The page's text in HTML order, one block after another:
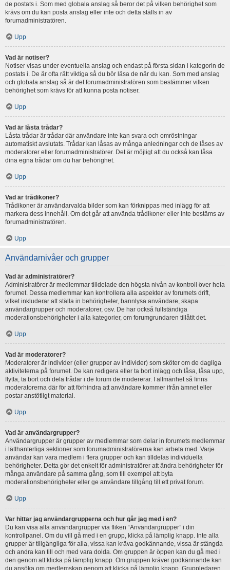
de postats i. Som med globala anslag så beror det på vilken behörighet som
krävs om du kan posta anslag eller inte och detta ställs in av
forumadministratören.
Upp
Vad är notiser?
Notiser visas under eventuella anslag och endast på första sidan i kategorin de
postats i. De är ofta rätt viktiga så du bör läsa de när du kan. Som med anslag
och globala anslag så är det forumadministratören som bestämmer vilken
behörighet som krävs för att kunna posta notiser.
Upp
Vad är låsta trådar?
Låsta trådar är trådar där användare inte kan svara och omröstningar
automatiskt avslutats. Trådar kan låsas av många anledningar och de låses av
moderatorer eller forumadministratörer. Det är möjligt att du också kan låsa
dina egna trådar om du har behörighet.
Upp
Vad är trådikoner?
Trådikoner är användarvalda bilder som kan förknippas med inlägg för att
markera dess innehåll. Om det går att använda trådikoner eller inte bestäms av
forumadministratören.
Upp
Användarnivåer och grupper
Vad är administratörer?
Administratörer är medlemmar tilldelade den högsta nivån av kontroll över hela
forumet. Dessa medlemmar kan kontrollera alla aspekter av forumets drift,
vilket inkluderar att ställa in behörigheter, bannlysa användare, skapa
användargrupper och moderatorer, osv. De har också fullständiga
moderationsbehörigheter i alla kategorier, om forumgrundaren tillåtit det.
Upp
Vad är moderatorer?
Moderatorer är individer (eller grupper av individer) som sköter om de dagliga
aktiviteterna på forumet. De kan redigera eller ta bort inlägg och låsa, låsa upp,
flytta, ta bort och dela trådar i de forum de modererar. I allmänhet så finns
moderatorerna där för att förhindra att användare kommer ifrån ämnet eller
postar anstötligt material.
Upp
Vad är användargrupper?
Användargrupper är grupper av medlemmar som delar in forumets medlemmar
i lätthanterliga sektioner som forumadministratörerna kan arbeta med. Varje
användar kan vara medlem i flera grupper och kan tilldelas individuella
behörigheter. Detta gör det enkelt för administratörer att ändra behörigheter för
många användare på samma gång, som till exempel att byta
moderationsbehörigheter eller ge användare tillgång till ett privat forum.
Upp
Var hittar jag användargrupperna och hur går jag med i en?
Du kan visa alla användargrupper via fliken “Användargrupper” i din
kontrollpanel. Om du vill gå med i en grupp, klicka på lämplig knapp. Inte alla
grupper är tillgängliga för alla, vissa kan kräva godkännande, vissa är stängda
och andra kan till och med vara dolda. Om gruppen är öppen kan du gå med i
den genom att klicka på lämplig knapp. Om gruppen kräver godkännande kan
du ansöka om medlemskap genom att klicka på lämplig knapp. Gruppledaren